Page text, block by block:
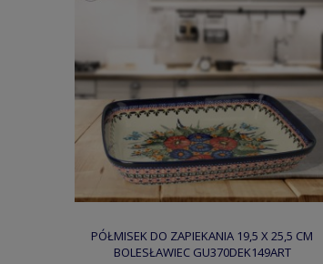
PÓŁMISEK DO ZAPIEKANIA 19,5 X 25,5 CM
BOLESŁAWIEC GU370DEK149ART